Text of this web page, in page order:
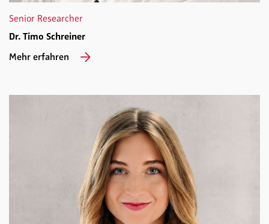
Senior Researcher
Dr. Timo Schreiner
Mehr erfahren